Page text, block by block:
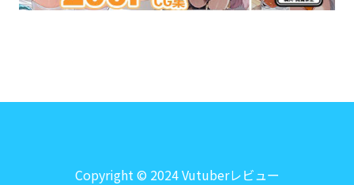
Copyright © 2024 Vutuberレビュー